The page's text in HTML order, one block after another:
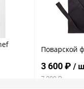
Поварской
3 600 ₽ /
7 200 ₽